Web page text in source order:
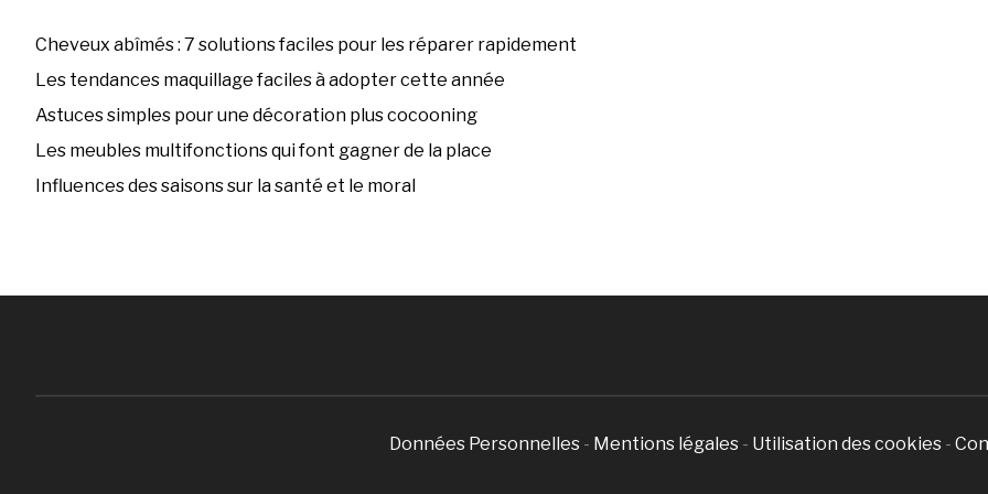
Cheveux abîmés : 7 solutions faciles pour les réparer rapidement
Les tendances maquillage faciles à adopter cette année
Astuces simples pour une décoration plus cocooning
Les meubles multifonctions qui font gagner de la place
Influences des saisons sur la santé et le moral
Données Personnelles - Mentions légales - Utilisation des cookies -